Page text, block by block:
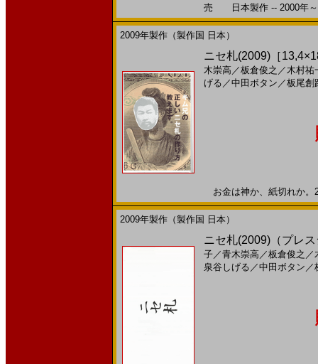
売 日本製作 -- 2000年～
2009年製作（製作国 日本）
ニセ札(2009)［
木崇高／板倉俊之 ／木村祐
げる ／中田ボタン ／板尾創
お金は神か、紙切れか
2009年製作（製作国 日本）
ニセ札(2009)（プレ
子／青木崇高／板倉俊之 ／
泉谷しげる ／中田ボタン ／